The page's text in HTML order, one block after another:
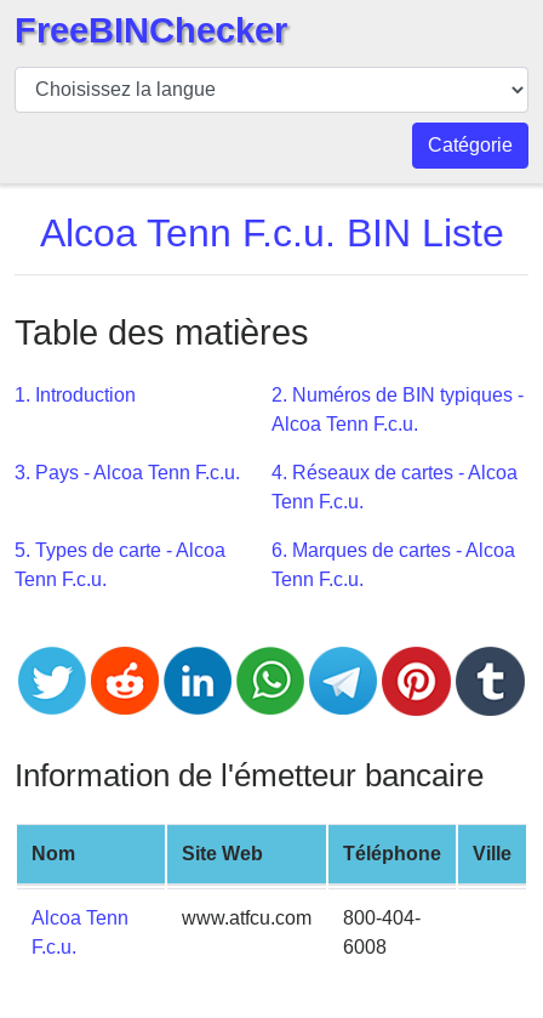
BIN
Vérificateur
Numéro
BIN
BIN
API
BIN
Generator
v2
CC
Generator
Credit
Validator
Card
Generator
Random
Credit
Card
FreeBINChecker
Catégorie
Alcoa Tenn F.c.u. BIN Liste
Table des matières
1. Introduction
2. Numéros de BIN typiques -
Alcoa Tenn F.c.u.
3. Pays - Alcoa Tenn F.c.u.
4. Réseaux de cartes - Alcoa
Tenn F.c.u.
5. Types de carte - Alcoa
Tenn F.c.u.
6. Marques de cartes - Alcoa
Tenn F.c.u.
Information de l'émetteur bancaire
Nom Site Web Téléphone Ville
Alcoa Tenn
F.c.u.
www.atfcu.com
800-404-
6008